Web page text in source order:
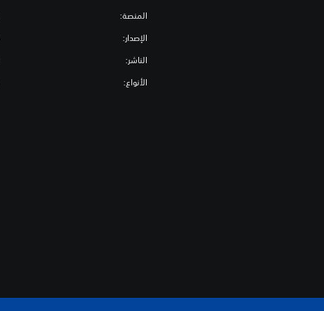
ة
المنصة:
الإصدار:
الناشر:
الأنواع: